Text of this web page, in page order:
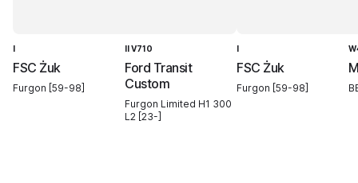
I
FSC Żuk
Furgon [59-98]
II V710
Ford Transit
Custom
Furgon Limited H1 300
L2 [23-]
I
FSC Żuk
Furgon [59-98]